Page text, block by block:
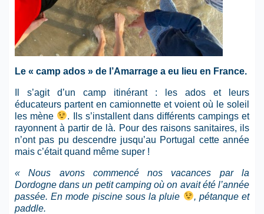
Le « camp ados » de l’Amarrage a eu lieu en France.
Il s’agit d’un camp itinérant : les ados et leurs
éducateurs partent en camionnette et voient où le soleil
les mène
. Ils s’installent dans différents campings et
rayonnent à partir de là. Pour des raisons sanitaires, ils
n’ont pas pu descendre jusqu’au Portugal cette année
mais c’était quand même super !
« Nous avons commencé nos vacances par la
Dordogne dans un petit camping où on avait été l’année
passée. En mode piscine sous la pluie
, pétanque et
paddle.